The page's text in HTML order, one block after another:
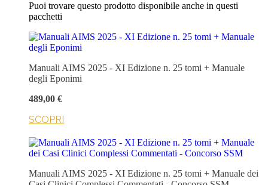
Puoi trovare questo prodotto disponibile anche in questi
pacchetti
Manuali AIMS 2025 - XI Edizione n. 25 tomi + Manuale
degli Eponimi
489,00 €
SCOPRI
Manuali AIMS 2025 - XI Edizione n. 25 tomi + Manuale dei